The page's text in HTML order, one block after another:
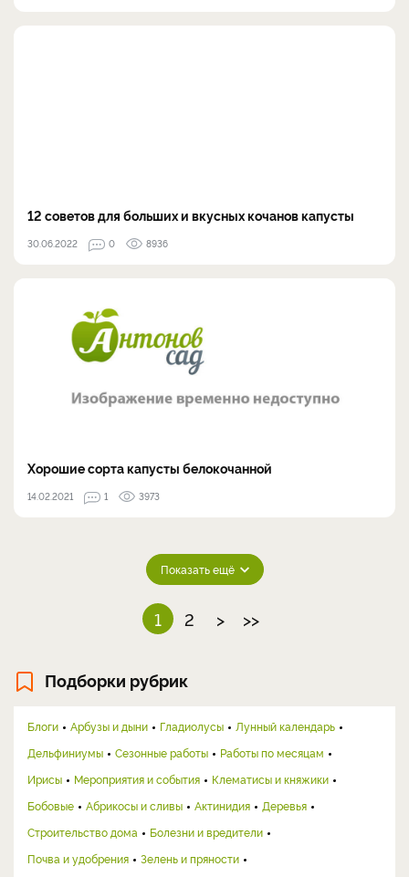
12 советов для больших и вкусных кочанов капусты
30.06.2022 0 8936
Хорошие сорта капусты белокочанной
14.02.2021 1 3973
Показать ещё
1 2 > >>
Подборки рубрик
Блоги Арбузы и дыни Гладиолусы
Лунный календарь
Дельфиниумы
Сезонные работы
Работы по месяцам
Ирисы
Мероприятия и события
Клематисы и княжики
Бобовые
Абрикосы и сливы Актинидия
Деревья
Строительство дома
Болезни и вредители
Почва и удобрения
Зелень и пряности